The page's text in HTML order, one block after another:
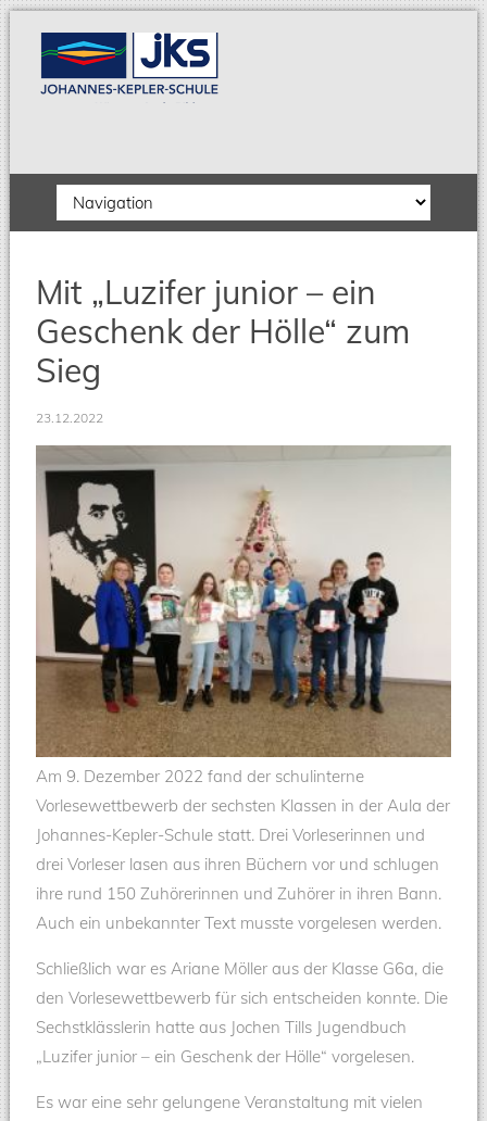
Zielseite
Mit „Luzifer junior – ein
Geschenk der Hölle“ zum
Sieg
23.12.2022
Am 9. Dezember 2022 fand der schulinterne
Vorlesewettbewerb der sechsten Klassen in der Aula der
Johannes-Kepler-Schule statt. Drei Vorleserinnen und
drei Vorleser lasen aus ihren Büchern vor und schlugen
ihre rund 150 Zuhörerinnen und Zuhörer in ihren Bann.
Auch ein unbekannter Text musste vorgelesen werden.
Schließlich war es Ariane Möller aus der Klasse G6a, die
den Vorlesewettbewerb für sich entscheiden konnte. Die
Sechstklässlerin hatte aus Jochen Tills Jugendbuch
„Luzifer junior – ein Geschenk der Hölle“ vorgelesen.
Es war eine sehr gelungene Veranstaltung mit vielen